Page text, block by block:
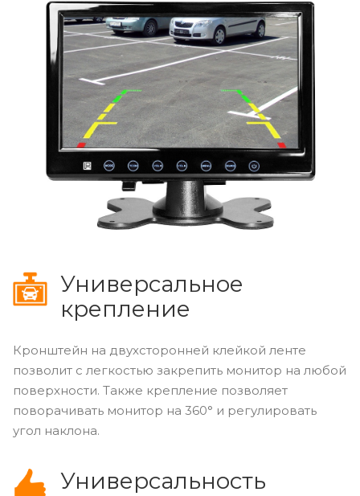
Универсальное
крепление
Кронштейн на двухсторонней клейкой ленте
позволит с легкостью закрепить монитор на любой
поверхности. Также крепление позволяет
поворачивать монитор на 360° и регулировать
угол наклона.
Универсальность